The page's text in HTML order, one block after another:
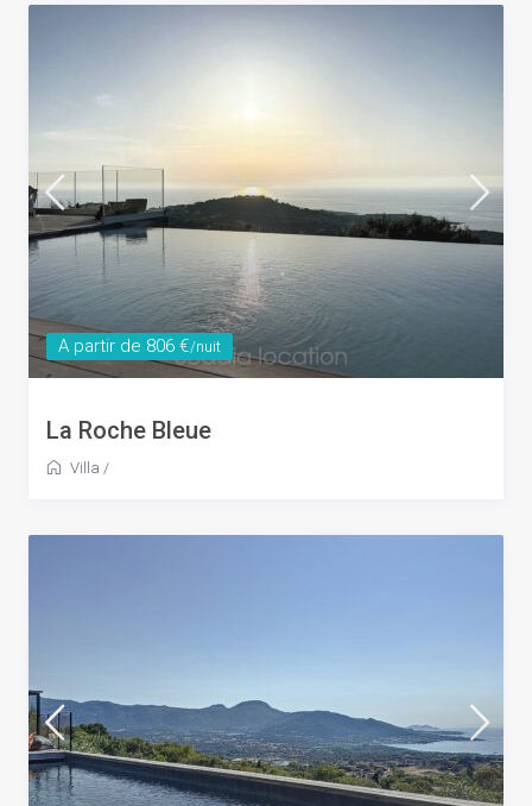
A partir de 806 €/nuit
La Roche Bleue
Villa /